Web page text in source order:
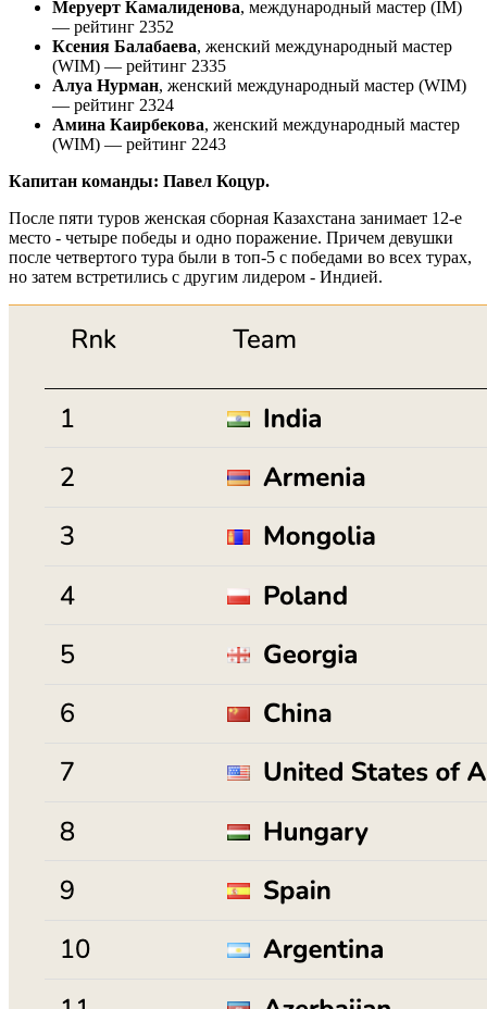
Меруерт Камалиденова, международный мастер (IM)
— рейтинг 2352
Ксения Балабаева, женский международный мастер
(WIM) — рейтинг 2335
Алуа Нурман, женский международный мастер (WIM)
— рейтинг 2324
Амина Каирбекова, женский международный мастер
(WIM) — рейтинг 2243
Капитан команды: Павел Коцур.
После пяти туров женская сборная Казахстана занимает 12-е
место - четыре победы и одно поражение. Причем девушки
после четвертого тура были в топ-5 с победами во всех турах,
но затем встретились с другим лидером - Индией.